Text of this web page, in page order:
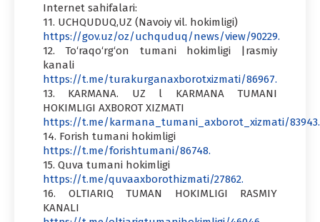
Internet sahifalari:
11. UCHQUDUQ,UZ (Navoiy vil. hokimligi)
https://gov.uz/oz/uchquduq/news/view/90229.
12. To‘raqo‘rg‘on tumani hokimligi |rasmiy
kanali
https://t.me/turakurganaxborotxizmati/86967.
13. KARMANA. UZ l KARMANA TUMANI
HOKIMLIGI AXBOROT XIZMATI
https://t.me/karmana_tumani_axborot_xizmati/83943.
14. Forish tumani hokimligi
https://t.me/forishtumani/86748.
15. Quva tumani hokimligi
https://t.me/quvaaxborothizmati/27862.
16. OLTIARIQ TUMAN HOKIMLIGI RASMIY
KANALI